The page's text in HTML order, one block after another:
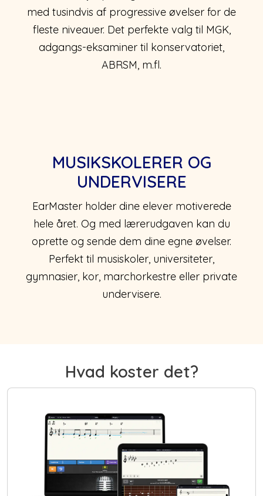
med tusindvis af progressive øvelser for de
fleste niveauer. Det perfekte valg til MGK,
adgangs-eksaminer til konservatoriet,
ABRSM, m.fl.
MUSIKSKOLERER OG
UNDERVISERE
EarMaster holder dine elever motiverede
hele året. Og med lærerudgaven kan du
oprette og sende dem dine egne øvelser.
Perfekt til musiskoler, universiteter,
gymnasier, kor, marchorkestre eller private
undervisere.
Hvad koster det?